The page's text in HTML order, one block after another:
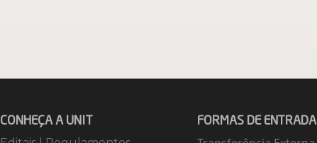
CONHEÇA A UNIT FORMAS DE ENTRADA